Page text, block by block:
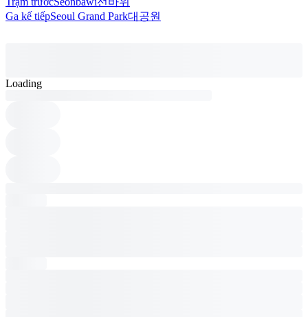
Ga kế tiếpSeoul Grand Park대공원
Loading